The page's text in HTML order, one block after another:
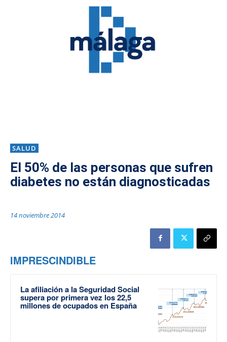
SALUD
El 50% de las personas que sufren
diabetes no están diagnosticadas
14 noviembre 2014
IMPRESCINDIBLE
La afiliación a la Seguridad Social
supera por primera vez los 22,5
millones de ocupados en España